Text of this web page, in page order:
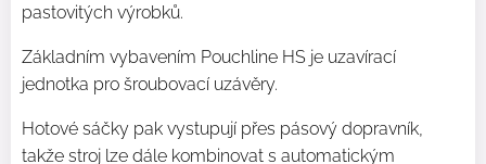
pastovitých výrobků.
Základním vybavením Pouchline HS je uzavírací
jednotka pro šroubovací uzávěry.
Hotové sáčky pak vystupují přes pásový dopravník,
takže stroj lze dále kombinovat s automatickým